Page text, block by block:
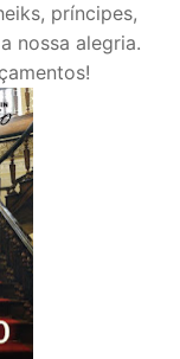
príncipes,
nossa alegria.